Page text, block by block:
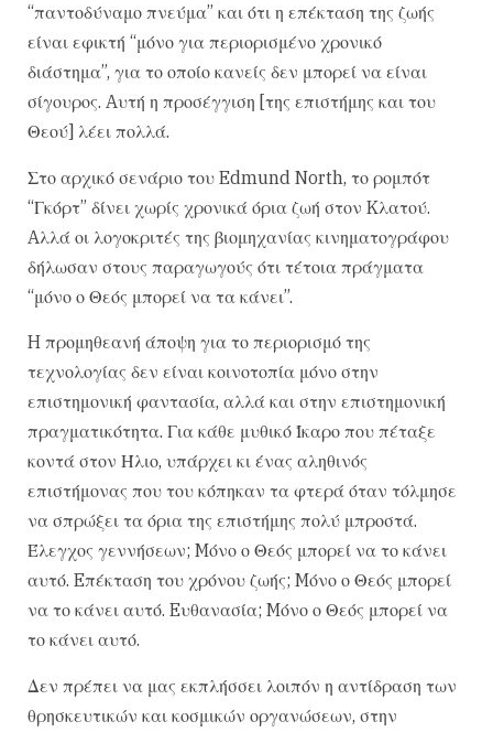
“παντοδύναμο πνεύμα” και ότι η επέκταση της ζωής
είναι εφικτή “μόνο για περιορισμένο χρονικό
διάστημα”, για το οποίο κανείς δεν μπορεί να είναι
σίγουρος. Aυτή η προσέγγιση [της επιστήμης και του
Θεού] λέει πολλά.
Στο αρχικό σενάριο του Edmund North, το ρομπότ
“Γκόρτ” δίνει χωρίς χρονικά όρια ζωή στον Kλατού.
Aλλά οι λογοκριτές της βιομηχανίας κινηματογράφου
δήλωσαν στους παραγωγούς ότι τέτοια πράγματα
“μόνο ο Θεός μπορεί να τα κάνει”.
H προμηθεανή άποψη για το περιορισμό της
τεχνολογίας δεν είναι κοινοτοπία μόνο στην
επιστημονική φαντασία, αλλά και στην επιστημονική
πραγματικότητα. Για κάθε μυθικό Ίκαρο που πέταξε
κοντά στον Ήλιο, υπάρχει κι ένας αληθινός
επιστήμονας που του κόπηκαν τα φτερά όταν τόλμησε
να σπρώξει τα όρια της επιστήμης πολύ μπροστά.
Έλεγχος γεννήσεων; Mόνο ο Θεός μπορεί να το κάνει
αυτό. Eπέκταση του χρόνου ζωής; Mόνο ο Θεός μπορεί
να το κάνει αυτό. Eυθανασία; Mόνο ο Θεός μπορεί να
το κάνει αυτό.
Δεν πρέπει να μας εκπλήσσει λοιπόν η αντίδραση των
θρησκευτικών και κοσμικών οργανώσεων, στην